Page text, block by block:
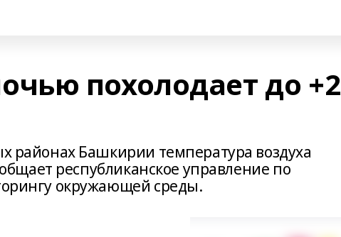
похолодает до +2
районах Башкирии температура воздуха
республиканское управление по
окружающей среды.